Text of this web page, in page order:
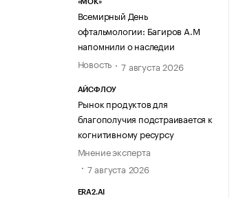
«МОК»
Всемирный День
офтальмологии: Багиров А.М
напомнили о наследии
Новость
7 августа 2026
АЙСФЛОУ
Рынок продуктов для
благополучия подстраивается к
когнитивному ресурсу
Мнение эксперта
7 августа 2026
ERA2.AI